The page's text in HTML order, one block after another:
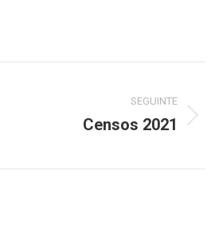
SEGUINTE
Censos 2021